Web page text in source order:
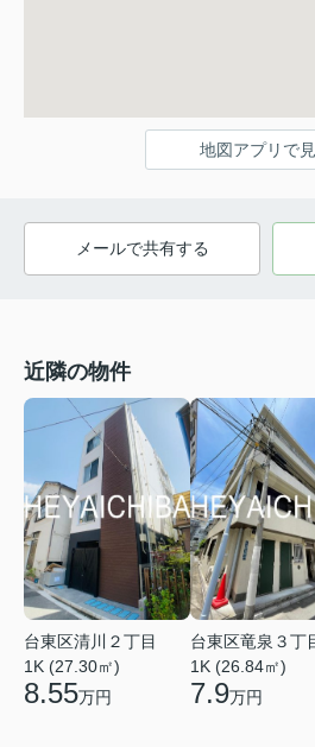
地図アプリで
メールで共有する
近隣の物件
台東区清川２丁目
1K (27.30㎡)
8.55万円
台東区竜泉３丁
1K (26.84㎡)
7.9万円